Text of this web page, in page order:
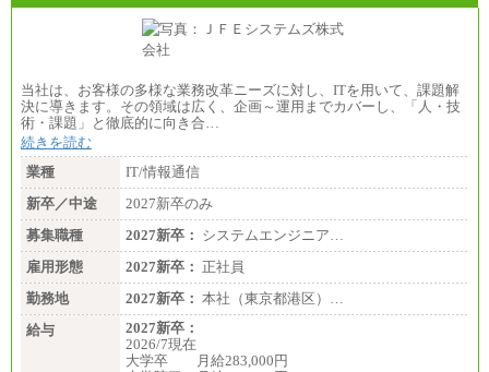
当社は、お客様の多様な業務改革ニーズに対し、ITを用いて、課題解
決に導きます。その領域は広く、企画～運用までカバーし、「人・技
術・課題」と徹底的に向き合…
続きを読む
業種
IT/情報通信
新卒／中途
2027新卒のみ
募集職種
2027新卒： システムエンジニア…
雇用形態
2027新卒： 正社員
勤務地
2027新卒： 本社（東京都港区）…
給与
2027新卒：
2026/7現在
大学卒 月給283,000円